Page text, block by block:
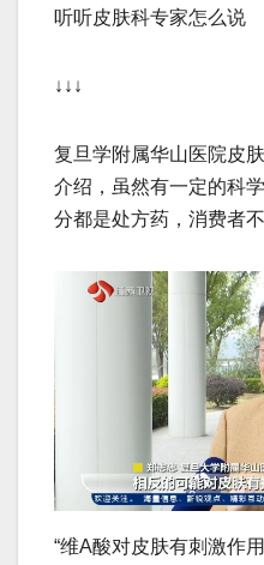
听听皮肤科专家怎么说
↓↓↓
复旦学附属华山医院皮
介绍，虽然有一定的科
分都是处方药，消费者
“维A酸对皮肤有刺激作